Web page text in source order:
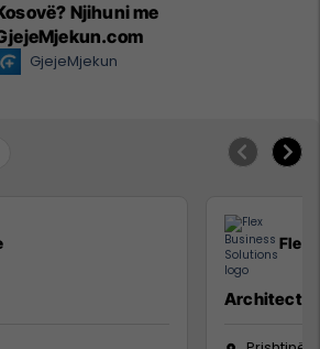
Njihuni me
GjejeMjekun
Flex
Architect